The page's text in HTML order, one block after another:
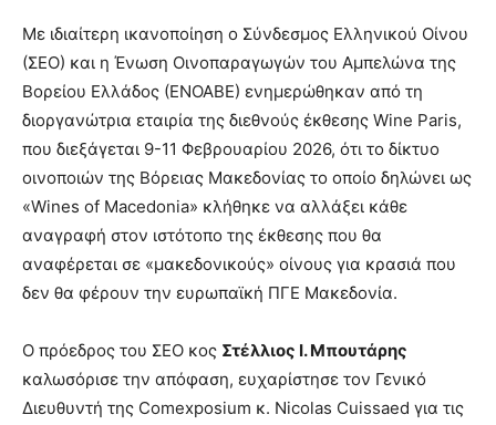
Με ιδιαίτερη ικανοποίηση ο Σύνδεσμος Ελληνικού Οίνου
(ΣΕΟ) και η Ένωση Οινοπαραγωγών του Αμπελώνα της
Βορείου Ελλάδος (ΕΝΟΑΒΕ) ενημερώθηκαν από τη
διοργανώτρια εταιρία της διεθνούς έκθεσης Wine Paris,
που διεξάγεται 9-11 Φεβρουαρίου 2026, ότι το δίκτυο
οινοποιών της Βόρειας Μακεδονίας το οποίο δηλώνει ως
«Wines of Macedonia» κλήθηκε να αλλάξει κάθε
αναγραφή στον ιστότοπο της έκθεσης που θα
αναφέρεται σε «μακεδονικούς» οίνους για κρασιά που
δεν θα φέρουν την ευρωπαϊκή ΠΓΕ Μακεδονία.
Ο πρόεδρος του ΣΕΟ κος Στέλλιος Ι. Μπουτάρης
καλωσόρισε την απόφαση, ευχαρίστησε τον Γενικό
Διευθυντή της Comexposium κ. Nicolas Cuissaed για τις